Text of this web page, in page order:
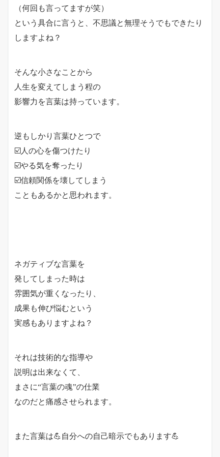
（何回も言ってますが笑）
という具合に言うと、不思議と無理そうでもできたり
しますよね？
そんな小さなことから
人生を変えてしまう程の
影響力を言葉は持っています。
逆もしかり言葉ひとつで
☑️人の心を傷つけたり
☑️やる気を奪ったり
☑️信頼関係を壊してしまう
こともあるかと思われます。
ネガティブな言葉を
発してしまった時は
雰囲気が重くなったり、
成果も伸び悩むという
実感もありますよね？
それは技術的な指導や
説明は出来なくて、
まさに“言葉の魂”の仕業
なのだと痛感させられます。
また言葉は💪自分への自己暗示でもあります💪